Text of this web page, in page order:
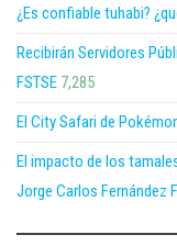
¿Es confiable tuhabi?
Recibirán Servidores
FSTSE 7,285
El City Safari de
El impacto de los
Jorge Carlos Fernández